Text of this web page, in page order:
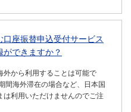
座振替申込受付サービス
できますか？
外から利用することは可能で
間海外滞在の場合など、日本国
は利用いただけませんのでご注